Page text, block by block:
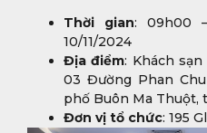
Thời gian: 09h00
10/11/2024
Địa điểm: Khách sạn
03 Đường Phan
phố Buôn Ma Thuột,
Đơn vị tổ chức: 195